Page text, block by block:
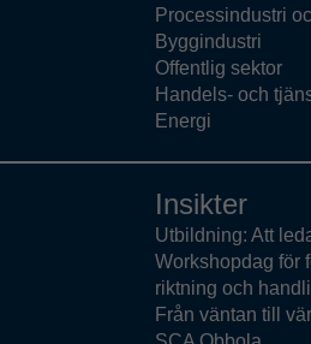
Processindustri
Byggindustri
Offentlig sektor
Handels- och
Energi
Insikter
Utbildning: Att
Workshopdag för
riktning och
Från väntan till